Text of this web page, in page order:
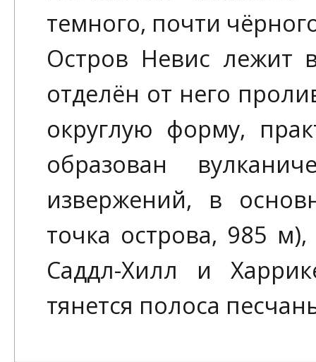
темного, почти
Остров Невис лежит
отделён от него
округлую форму,
образован
извержений, в
точка острова, 985
Саддл-Хилл и
тянется полоса